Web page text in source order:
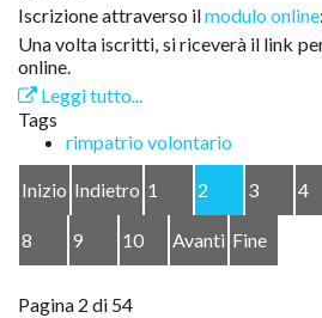
Iscrizione attraverso ilmodulo online:
Una volta iscritti, si riceverà il link
online.
Leggi tutto...
Tags
rimpatrio volontario
Inizio Indietro 1 2 3 4
8 9 10 Avanti Fine
Pagina 2 di 54